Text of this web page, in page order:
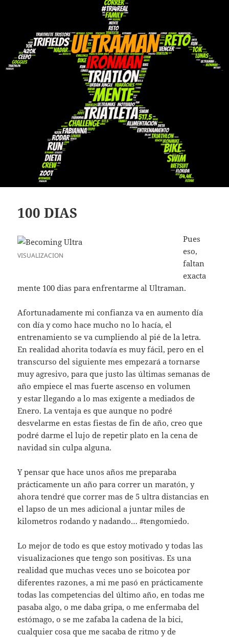
100 DIAS
VISUALIZACION
Pues
eso,
faltan
exacta
mente 100 dias para enfrentarme al Ultraman.
Afortunadamente mi confianza va en aumento día
con día y como hace mucho no lo hacía, el
entrenamiento se va cumpliendo al pié de la letra.
En realidad ahorita todavía es muy fácil, pero en el
transcurso del siguiente mes empezará a tornarse
muy agresivo, para que justo las últimas semanas de
año empiece el mas fuerte ascenso en volumen
y estar llegando a lo mas exigente a mediados de
Enero. La ventaja es que aunque no podré
desvelarme en estas fiestas de fin de año, creo que
podré darme el lujo de repetir plato en la cena de
navidad sin culpa alguna.
Y pensar que hace unos años me preparaba
prácticamente un año para correr un maratón, y
ahora tendré que correr mas de 5 ultra distancias en
el lapso de un mes adicional a juntar miles de
kilometros rodando y nadando… #tengomiedo.
Lo mejor de todo es que estoy motivado y todas las
visualizaciones que tengo son positivas. Es una
realidad que muchas veces uno se boicotea por
diferentes razones, a mi me pasó en prácticamente
todas las competencias del último año, en todas me
pasaba algo, o me daba gripa, o me enfermaba del
estómago, o se me zafaba la cadena de la bici,
cualquier cosa que me sacaba de ritmo y de